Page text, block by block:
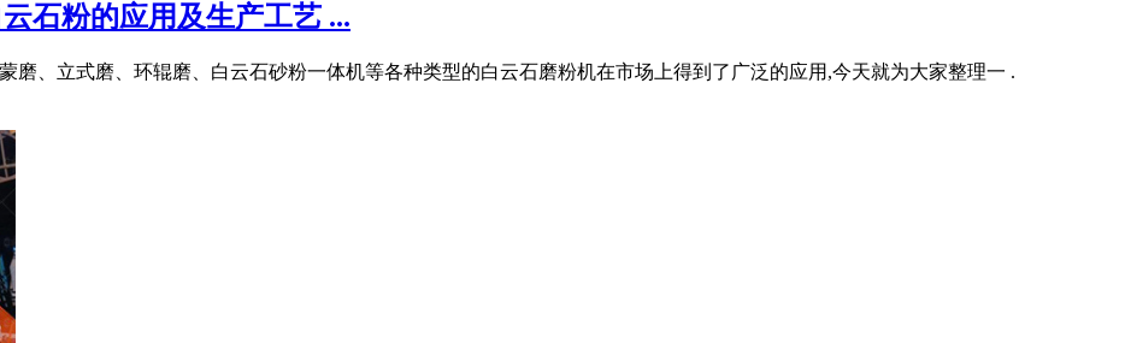
石粉的应用及生产工艺 ...
磨、立式磨、环辊磨、白云石砂粉一体机等各种类型的白云石磨粉机在市场上得到了广泛的应用,今天就为大家整理一 .